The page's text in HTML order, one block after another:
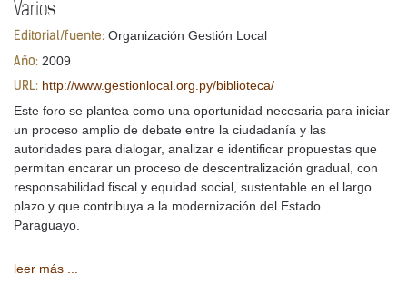
Varios
Editorial/fuente: Organización Gestión Local
Año: 2009
URL: http://www.gestionlocal.org.py/biblioteca/
Este foro se plantea como una oportunidad necesaria para iniciar
un proceso amplio de debate entre la ciudadanía y las
autoridades para dialogar, analizar e identificar propuestas que
permitan encarar un proceso de descentralización gradual, con
responsabilidad fiscal y equidad social, sustentable en el largo
plazo y que contribuya a la modernización del Estado
Paraguayo.
leer más ...